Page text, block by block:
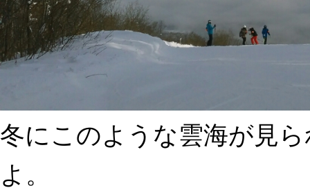
冬にこのような雲海が見
よ。